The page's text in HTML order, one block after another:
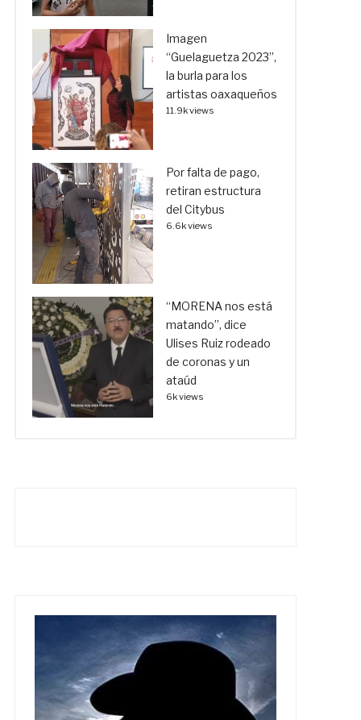
Imagen
“Guelaguetza 2023”,
la burla para los
artistas oaxaqueños
11.9k views
Por falta de pago,
retiran estructura
del Citybus
6.6k views
“MORENA nos está
matando”, dice
Ulises Ruiz rodeado
de coronas y un
ataúd
6k views